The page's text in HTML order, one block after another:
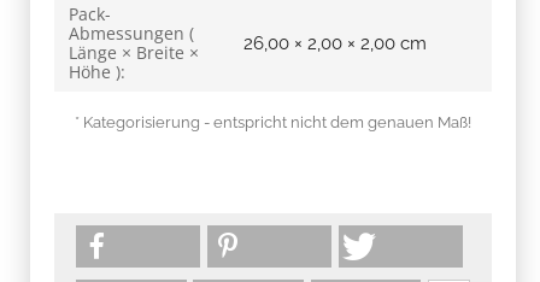
Pack-
Abmessungen (
Länge × Breite ×
Höhe ):
26,00 × 2,00 × 2,00 cm
* Kategorisierung - entspricht nicht dem genauen Maß!